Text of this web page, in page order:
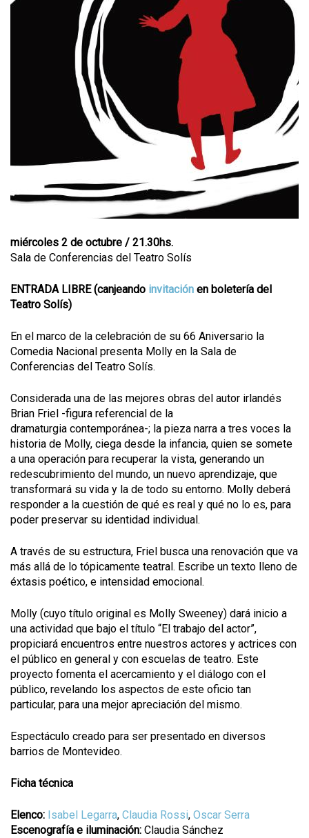
miércoles 2 de octubre / 21.30hs.
Sala de Conferencias del Teatro Solís
ENTRADA LIBRE (canjeando invitación en boletería del
Teatro Solís)
En el marco de la celebración de su 66 Aniversario la
Comedia Nacional presenta Molly en la Sala de
Conferencias del Teatro Solís.
Considerada una de las mejores obras del autor irlandés
Brian Friel -figura referencial de la
dramaturgia contemporánea-; la pieza narra a tres voces la
historia de Molly, ciega desde la infancia, quien se somete
a una operación para recuperar la vista, generando un
redescubrimiento del mundo, un nuevo aprendizaje, que
transformará su vida y la de todo su entorno. Molly deberá
responder a la cuestión de qué es real y qué no lo es, para
poder preservar su identidad individual.
A través de su estructura, Friel busca una renovación que va
más allá de lo tópicamente teatral. Escribe un texto lleno de
éxtasis poético, e intensidad emocional.
Molly (cuyo título original es Molly Sweeney) dará inicio a
una actividad que bajo el título “El trabajo del actor”,
propiciará encuentros entre nuestros actores y actrices con
el público en general y con escuelas de teatro. Este
proyecto fomenta el acercamiento y el diálogo con el
público, revelando los aspectos de este oficio tan
particular, para una mejor apreciación del mismo.
Espectáculo creado para ser presentado en diversos
barrios de Montevideo.
Ficha técnica
Elenco: Isabel Legarra, Claudia Rossi, Oscar Serra
Escenografía e iluminación: Claudia Sánchez